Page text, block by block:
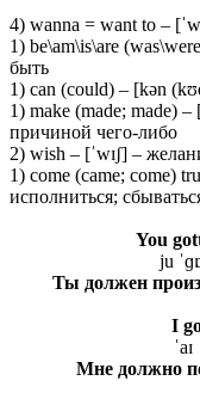
4) wanna = want to –
1) be\am\is\are
быть
1) can (could) – [kən
1) make (made; made) –
причиной чего-либо
2) wish – [ˈwɪʃ] –
1) come (came; come)
исполниться;
You
ju
Ты должен
I
Мне должно